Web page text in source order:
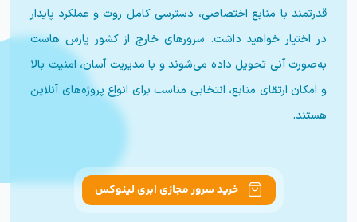
قدرتمند با منابع اختصاصی، دسترسی کامل روت و عملکرد پایدار
در اختیار خواهید داشت. سرورهای خارج از کشور پارس هاست
به‌صورت آنی تحویل داده می‌شوند و با مدیریت آسان، امنیت بالا
و امکان ارتقای منابع، انتخابی مناسب برای انواع پروژه‌های آنلاین
هستند.
خرید سرور مجازی ابری لینوکس